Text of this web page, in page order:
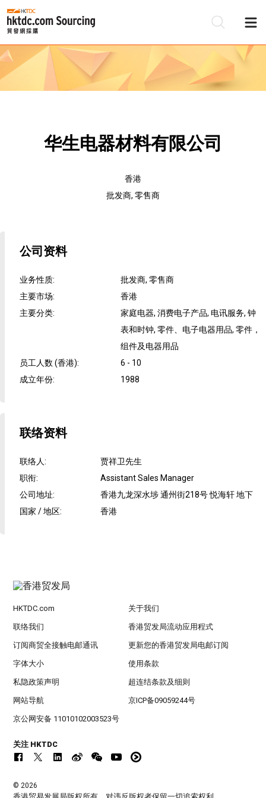
华生电器材料有限公司
香港
批发商, 零售商
公司资料
业务性质:
批发商, 零售商
主要市场:
香港
主要分类:
家庭电器, 消费电子产品, 电讯服务, 钟
表和时钟, 零件、电子电器用品, 零件，
组件及电器用品
员工人数 (香港):
6 - 10
成立年份: 1988
联络资料
联络人:
贾祥卫先生
职衔:
Assistant Sales Manager
公司地址:
香港九龙深水埗 通州街218号 悦海轩 地下
国家 / 地区: 香港
HKTDC.com 关于我们
联络我们 香港贸发局流动应用程式
订阅商贸全接触电邮通讯 更新您的香港贸发局电邮订阅
字体大小 使用条款
私隐政策声明 超连结条款及细则
网站导航 京ICP备09059244号
京公网安备 11010102003523号
关注 HKTDC
© 2026